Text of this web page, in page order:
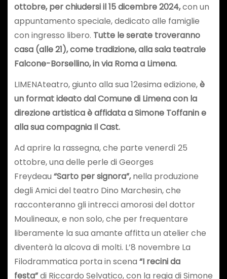
ottobre, per chiudersi il 15 dicembre 2024,con un
appuntamento speciale, dedicato alle famiglie
con ingresso libero. Tutte le serate troveranno
casa (alle 21), come tradizione, alla sala teatrale
Falcone-Borsellino, in via Roma a Limena.
LIMENAteatro, giunto alla sua 12esima edizione,è
un format ideato dal Comune di Limena con la
direzione artistica è affidata a Simone Toffanin e
alla sua compagnia Il Cast.
Ad aprire la rassegna, che parte venerdì 25
ottobre, una delle perle di Georges
Freydeau “Sarto per signora”,nella produzione
degli Amici del teatro Dino Marchesin, che
racconteranno gli intrecci amorosi del dottor
Moulineaux, e non solo, che per frequentare
liberamente la sua amante affitta un atelier che
diventerà la alcova di molti. L’8 novembre La
Filodrammatica porta in scena “I recini da
festa”di Riccardo Selvatico, con la regia di Simone